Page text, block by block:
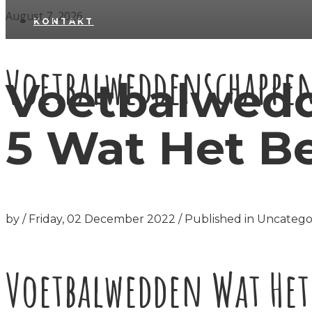
KONTAKT
August 7, 2026
5 Wat Het
by / Friday, 02 December 2022 / Published in
Voetbalwedden Wat